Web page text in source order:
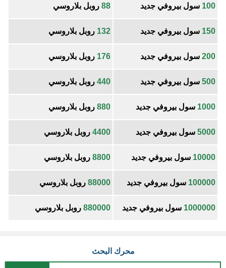
100 سول بيروفي جديد 88 روبل بلاروسي
150 سول بيروفي جديد 132 روبل بلاروسي
200 سول بيروفي جديد 176 روبل بلاروسي
500 سول بيروفي جديد 440 روبل بلاروسي
1000 سول بيروفي جديد 880 روبل بلاروسي
5000 سول بيروفي جديد 4400 روبل بلاروسي
10000 سول بيروفي جديد 8800 روبل بلاروسي
100000 سول بيروفي جديد 88000 روبل بلاروسي
1000000 سول بيروفي جديد 880000 روبل بلاروسي
محرك البحث